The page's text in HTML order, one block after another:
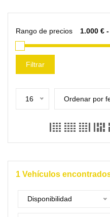
Rango de precios
Filtrar
16 Ordenar por
1 Vehículos
Disponibilidad